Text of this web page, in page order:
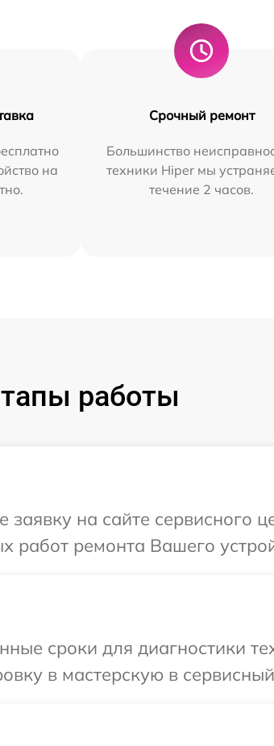
на
Срочный ремонт
Большинство
техники Hiper мы
течение 2 часов.
работы
на сайте сервисного
работ ремонта Вашего
сроки для диагностики
в мастерскую в